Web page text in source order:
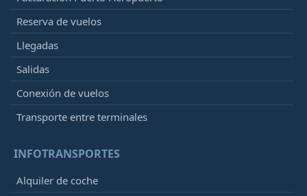
Reserva de vuelos
Llegadas
Salidas
Conexión de vuelos
Transporte entre terminales
INFOTRANSPORTES
Alquiler de coche